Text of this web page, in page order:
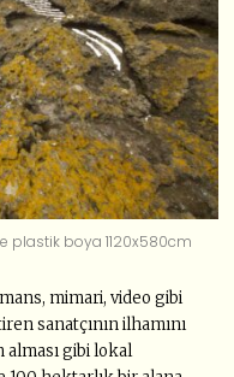
plastik boya 1120x580cm
mimari, video gibi
sanatçının ilhamını
alması gibi lokal